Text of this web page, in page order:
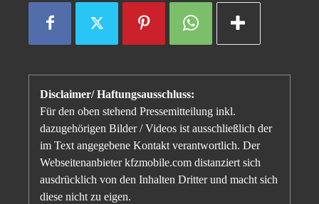
Disclaimer/ Haftungsausschluss:
Für den oben stehend Pressemitteilung inkl.
dazugehörigen Bilder / Videos ist ausschließlich der
im Text angegebene Kontakt verantwortlich. Der
Webseitenanbieter kfzmobile.com distanziert sich
ausdrücklich von den Inhalten Dritter und macht sich
diese nicht zu eigen.